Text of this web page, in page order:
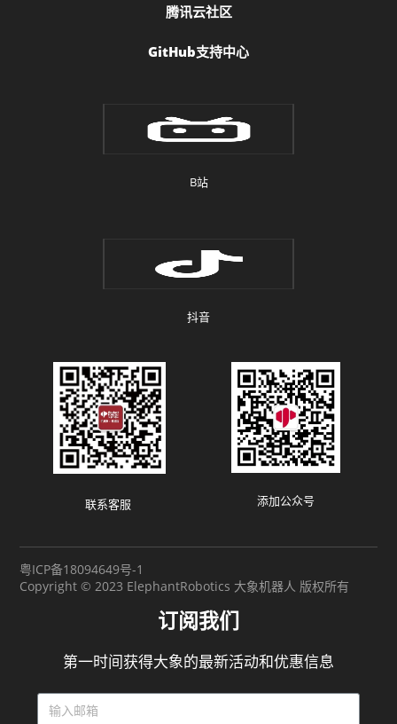
腾讯云社区
GitHub支持中心
B站
抖音
联系客服 添加公众号
粤ICP备18094649号-1
Copyright © 2023 ElephantRobotics 大象机器人 版权所有
订阅我们
第一时间获得大象的最新活动和优惠信息